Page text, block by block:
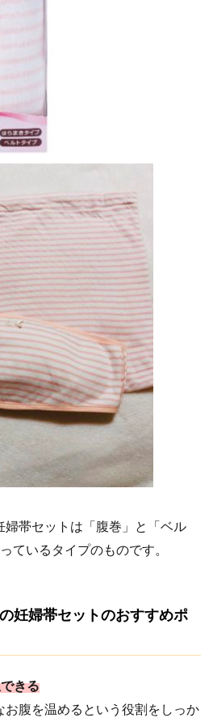
帯セットは「腹巻」と「ベル
ているタイプのものです。
妊婦帯セットのおすすめポ
きる
腹を温めるという役割をしっか